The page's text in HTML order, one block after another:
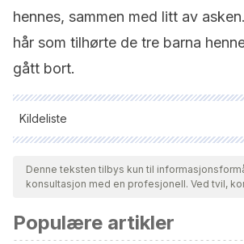
hennes, sammen med litt av
hår som tilhørte de tre barna
gått bort.
Kildeliste
Alle siterte kilder ble grundig gjennomgått
sikre deres kvalitet, pålitelighet, aktualitet
Bibliografien i denne artikkelen ble
Tirado, G. P. (2012). Vida artificial y
Denne teksten tilbys kun til
konsultasjon med en profesjonell. Ved tvil,
Populære artikler